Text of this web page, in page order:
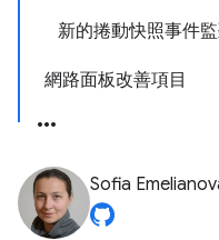
新的捲動快照事件
網路面板改善項目
Sofia